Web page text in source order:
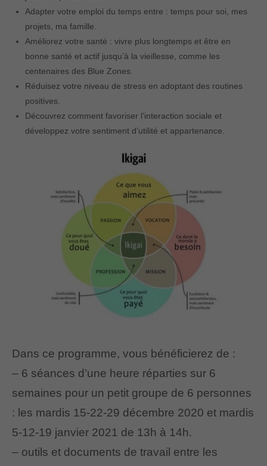
Adapter votre emploi du temps entre : temps pour soi, mes
projets, ma famille.
Améliorez votre santé : vivre plus longtemps et être en
bonne santé et actif jusqu’à la vieillesse, comme les
centenaires des Blue Zones.
Réduisez votre niveau de stress en adoptant des routines
positives.
Découvrez comment favoriser l’interaction sociale et
développez votre sentiment d’utilité et appartenance.
Dans ce programme, vous bénéficierez de :
– 6 séances d’une heure réparties sur 6
semaines pour un petit groupe de 6 personnes
: les mardis 15-22-29 décembre 2020 et mardis
5-12-19 janvier 2021 de 13h à 14h.
– outils et documents de travail entre les